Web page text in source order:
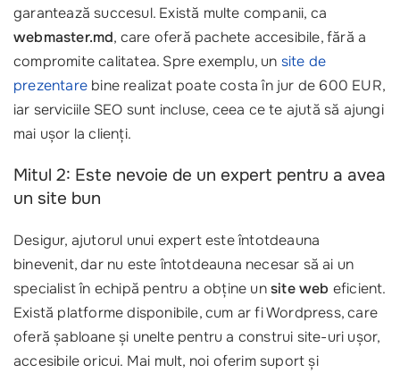
garantează succesul. Există multe companii, ca
webmaster.md, care oferă pachete accesibile, fără a
compromite calitatea. Spre exemplu, un site de
prezentare bine realizat poate costa în jur de 600 EUR,
iar serviciile SEO sunt incluse, ceea ce te ajută să ajungi
mai ușor la clienți.
Mitul 2: Este nevoie de un expert pentru a avea
un site bun
Desigur, ajutorul unui expert este întotdeauna
binevenit, dar nu este întotdeauna necesar să ai un
specialist în echipă pentru a obține unsite web eficient.
Există platforme disponibile, cum ar fi Wordpress, care
oferă șabloane și unelte pentru a construi site-uri ușor,
accesibile oricui. Mai mult, noi oferim suport și